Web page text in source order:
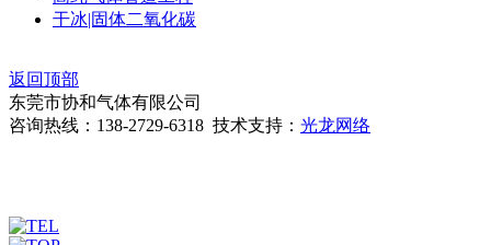
干冰|固体二氧化碳
返回顶部
东莞市协和气体有限公司
咨询热线：138-2729-6318 技术支持： 光龙网络